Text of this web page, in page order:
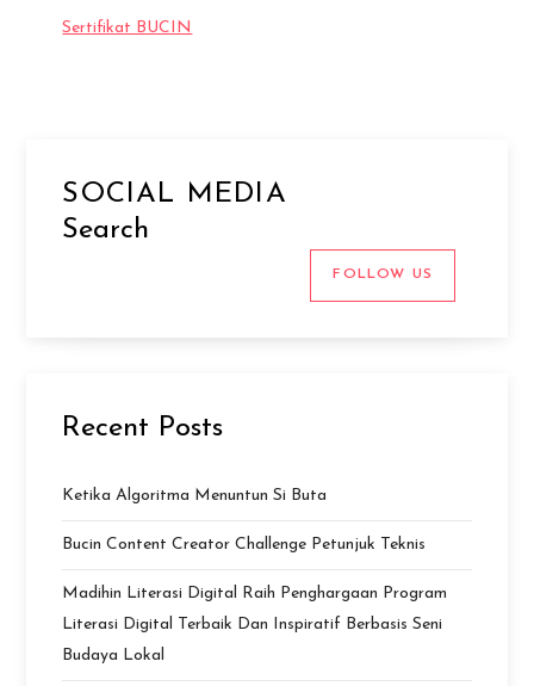
Sertifikat BUCIN
SOCIAL MEDIA
Search
FOLLOW US
Recent Posts
Ketika Algoritma Menuntun Si Buta
Bucin Content Creator Challenge Petunjuk Teknis
Madihin Literasi Digital Raih Penghargaan Program
Literasi Digital Terbaik Dan Inspiratif Berbasis Seni
Budaya Lokal